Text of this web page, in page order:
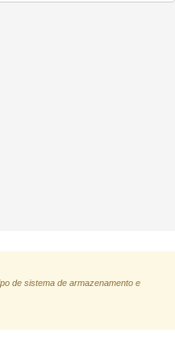
de sistema de armazenamento e